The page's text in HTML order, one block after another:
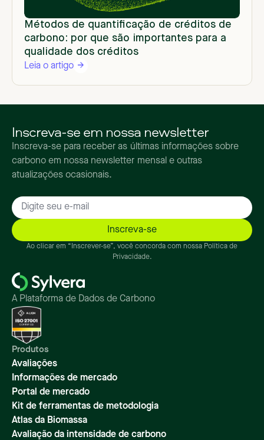
Métodos de quantificação de créditos de
carbono: por que são importantes para a
qualidade dos créditos
Leia o artigo
Inscreva-se em nossa newsletter
Inscreva-se para receber as últimas informações sobre
carbono em nossa newsletter mensal e outras
atualizações ocasionais.
Ao clicar em “Inscrever-se”, você concorda com nossa Política de
Privacidade.
A Plataforma de Dados de Carbono
Produtos
Avaliações
Informações de mercado
Portal de mercado
Kit de ferramentas de metodologia
Atlas da Biomassa
Avaliação da intensidade de carbono